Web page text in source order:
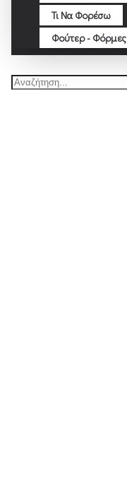
Τι Να Φορέσω
Φούτερ - Φόρμες